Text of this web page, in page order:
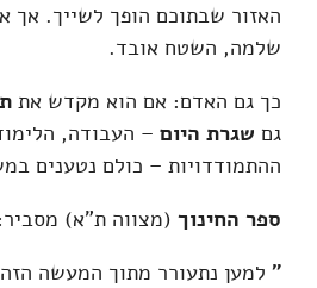
האזור שבתוכם הופך לשייך. אך
שלמה, השטח אובד.
כך גם האדם: אם הוא מקדש את
גם שגרת היום – העבודה,
ההתמודדויות – כולם נטענים
ספר החינוך (מצווה ת"א) מסביר:
" למען נתעורר מתוך המעשה